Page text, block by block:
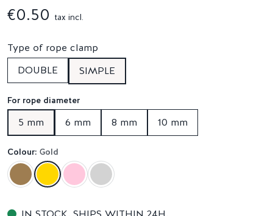
€0.50 tax incl.
Type of rope clamp
DOUBLE
SIMPLE
For rope diameter
5 mm 6 mm 8 mm 10 mm
Colour: Gold